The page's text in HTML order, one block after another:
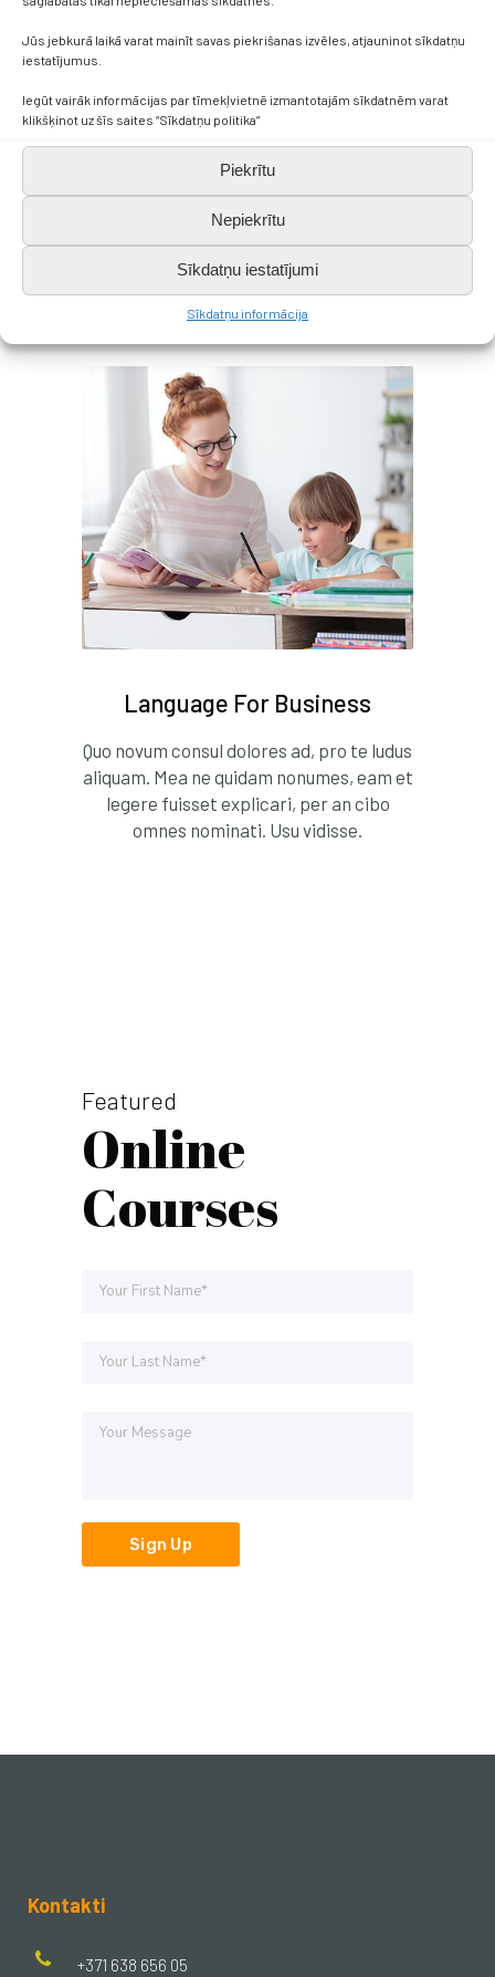
Jūs jebkurā laikā varat mainīt savas piekrišanas izvēles, atjauninot sīkdatņu
iestatījumus.
Iegūt vairāk informācijas par tīmekļvietnē izmantotajām sīkdatnēm varat
klikšķinot uz šīs saites “Sīkdatņu politika”
Piekrītu
Nepiekrītu
Sīkdatņu iestatījumi
Sīkdatņu informācija
Any Age Courses
Quo novum consul dolores ad, pro te ludus
aliquam. Mea ne quidam nonumes, eam et
legere fuisset explicari, per an cibo
omnes nominati. Usu vidisse.
Language For Business
Quo novum consul dolores ad, pro te ludus
aliquam. Mea ne quidam nonumes, eam et
legere fuisset explicari, per an cibo
omnes nominati. Usu vidisse.
Featured
Online
Courses
Kontakti
+371 638 656 05